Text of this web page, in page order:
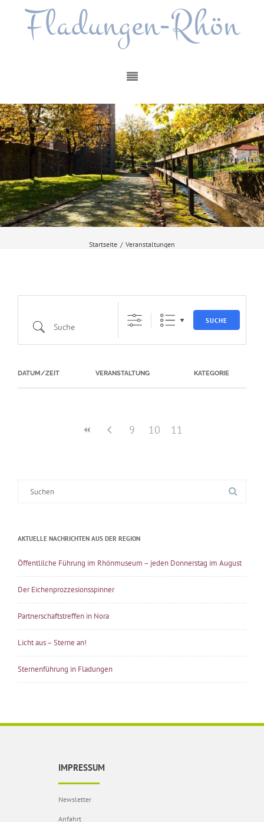
Fladungen-Rhön
Startseite / Veranstaltungen
Suche SUCHE
DATUM/ZEIT VERANSTALTUNG KATEGORIE
9 10 11
AKTUELLE NACHRICHTEN AUS DER REGION
Öffentlilche Führung im Rhönmuseum – jeden Donnerstag im August
Der Eichenprozzesionsspinner
Partnerschaftstreffen in Nora
Licht aus – Sterne an!
Sternenführung in Fladungen
IMPRESSUM
Newsletter
Anfahrt